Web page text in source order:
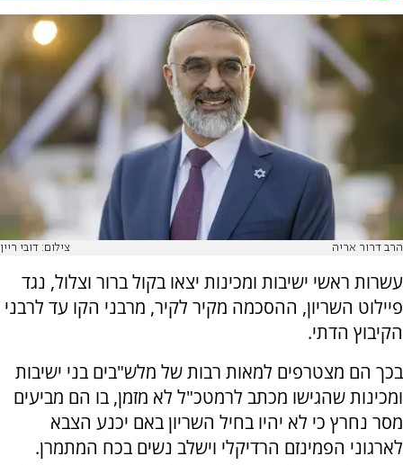
הרב דרור אריה צילום: דובי ריין
עשרות ראשי ישיבות ומכינות יצאו בקול ברור וצלול, נגד
פיילוט השריון, ההסכמה מקיר לקיר, מרבני הקו עד לרבני
הקיבוץ הדתי.
בכך הם מצטרפים למאות רבות של מלש"בים בני ישיבות
ומכינות שהגישו מכתב לרמטכ"ל לא מזמן, בו הם מביעים
מסר נחרץ כי לא יהיו בחיל השריון באם יכנע הצבא
לארגוני הפמינזם הרדיקלי וישלב נשים בכח המתמרן.